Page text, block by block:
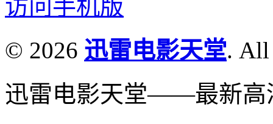
访问手机版
© 2026 迅雷电影天堂. All
迅雷电影天堂——最新高